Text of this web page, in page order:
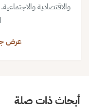
والاقتصادية
عرض
أبحاث ذات صلة